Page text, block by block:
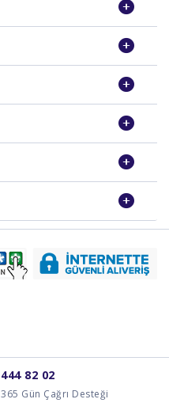
444 82 02
365 Gün Çağrı Desteği